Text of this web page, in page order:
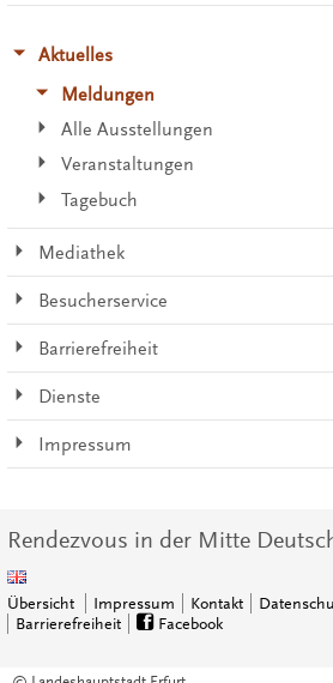
Aktuelles
Meldungen
Alle Ausstellungen
Veranstaltungen
Tagebuch
Mediathek
Besucherservice
Barrierefreiheit
Dienste
Impressum
Rendezvous in der Mitte
Übersicht Impressum Kontakt
Barrierefreiheit
Facebook